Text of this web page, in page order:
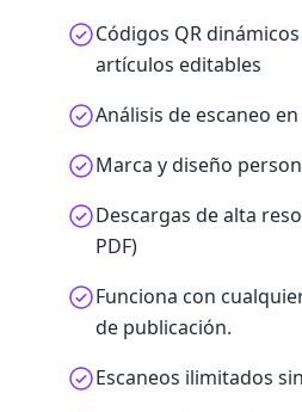
Códigos QR
artículos editables
Análisis de escaneo
Marca y diseño
Descargas de alta
PDF)
Funciona con
de publicación.
Escaneos ilimitados